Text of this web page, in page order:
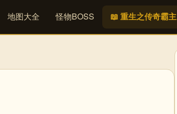
地图大全 怪物BOSS 📖 重生之传奇霸主